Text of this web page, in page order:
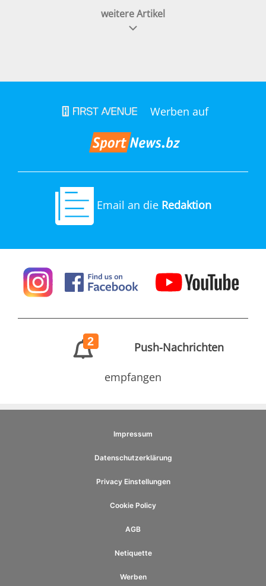
weitere Artikel
Werben auf
Email an die Redaktion
2 Push-Nachrichten
empfangen
Impressum
Datenschutzerklärung
Privacy Einstellungen
Cookie Policy
AGB
Netiquette
Werben